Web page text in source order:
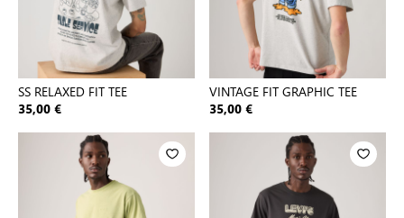
SS RELAXED FIT TEE
35,00 €
VINTAGE FIT GRAPHIC TEE
35,00 €